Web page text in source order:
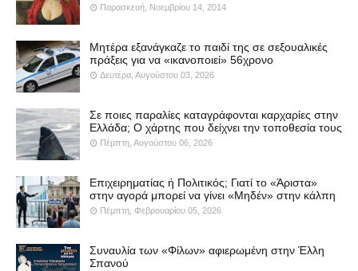
Παρασκευή, Νοεμβρίου 14, 2014
Μητέρα εξανάγκαζε το παιδί της σε σεξουαλικές
πράξεις για να «ικανοποιεί» 56χρονο
Δευτέρα, Αυγούστου 03, 2026
Σε ποιες παραλίες καταγράφονται καρχαρίες στην
Ελλάδα; Ο χάρτης που δείχνει την τοποθεσία τους
Πέμπτη, Αυγούστου 06, 2026
Επιχειρηματίας ή Πολιτικός; Γιατί το «Άριστα»
στην αγορά μπορεί να γίνει «Μηδέν» στην κάλπη
Πέμπτη, Φεβρουαρίου 05, 2026
Συναυλία των «Φίλων» αφιερωμένη στην Έλλη
Σπανού